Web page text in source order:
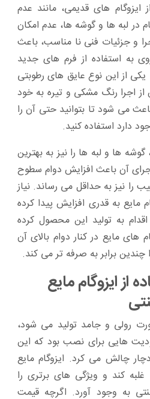
های قدیمی، مانند عدم
در لبه‌ ها و گوشه‌ ها، عدم امکان
و جزئیات فنی نا مناسب، باعث
به استفاده از فرم‌ های جدید
یکی از این نوع عایق های رطوبتی
اجرا رنگ مشکی و تیره به خود
می‌ شود تا بتوانید حتی آن را
دارد استفاده کنید.
ها و لبه‌ ها را نیز به بهترین
آن باعث افزایش دوام سطوح
را نیز به حداقل می‌ رساند. نیاز
مایع به قدری افزایش پیدا کرده
به تولید این محصول کرده‌
های مایع در کنار دوام بالای آن‌
برابر به صرفه‌ تر می‌ کند.
از ایزوگام مایع
رولی و جامد تولید می‌ شود،
هایی برای نصب بود که این
چالش می‌ کرد. ایزوگام مایع
کند و ویژگی‌ های برتری را
به وجود آورد. اگرچه قیمت